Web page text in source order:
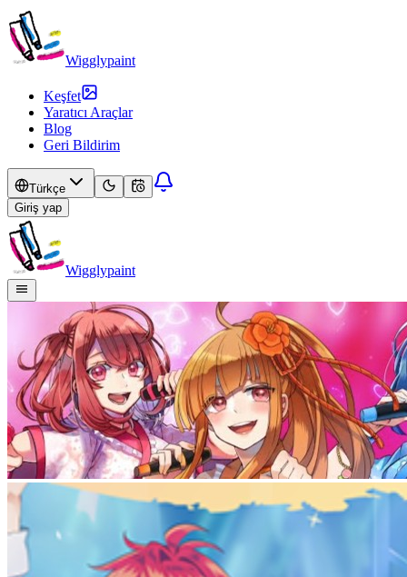
Wigglypaint
Keşfet
Yaratıcı Araçlar
Blog
Geri Bildirim
Türkçe
Giriş yap
Wigglypaint